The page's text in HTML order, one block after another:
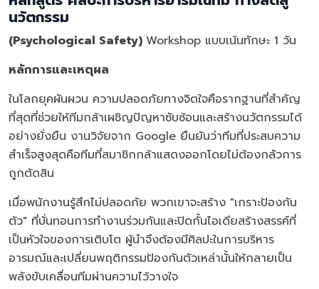
นวัตกรรม
(Psychological Safety) Workshop แบบเน้นทักษะ 1 วัน
หลักการและเหตุผล
ในโลกยุคผันผวน ความปลอดภัยทางจิตใจคือรากฐานที่สำคัญ
ที่สุดที่ช่วยให้ทีมกล้าเผชิญปัญหาซับซ้อนและสร้างนวัตกรรมได้
อย่างยั่งยืน งานวิจัยจาก Google ยืนยันว่าทีมที่ประสบความ
สำเร็จสูงสุดคือทีมที่สมาชิกกล้าแสดงออกโดยไม่ต้องกลัวการ
ถูกตัดสิน
เมื่อพนักงานรู้สึกไม่ปลอดภัย พวกเขาจะสร้าง "เกราะป้องกัน
ตัว" ที่บั่นทอนการทำงานร่วมกันและปิดกั้นไอเดียสร้างสรรค์ที่
เป็นหัวใจของการเติบโต ผู้นำจึงต้องมีศิลปะในการบริหาร
อารมณ์และเปลี่ยนพฤติกรรมป้องกันตัวเหล่านั้นให้กลายเป็น
พลังขับเคลื่อนทีมผ่านความไว้วางใจ